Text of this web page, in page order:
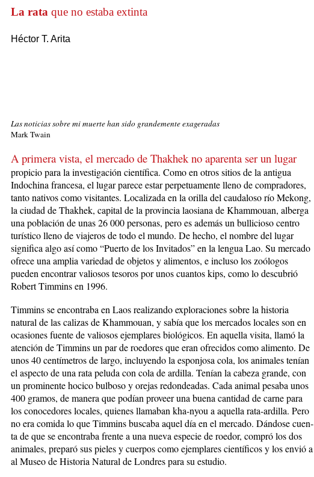
La rata que no estaba extinta
Héctor T. Arita
Las noticias sobre mi muerte han sido grandemente exageradas
Mark Twain
A primera vista, el mercado de Thakhek no aparenta ser un lu­gar
propiciopara la investi­ga­ción científica. Como en otros sitios de la antigua
Indochina francesa, el lugar parece estar perpetuamente lleno de com­pradores,
tanto nativos co­mo visitantes. Localizada en la orilla del caudaloso río Mekong,
la ciudad de Thakhek, capital de la provincia laosiana de Kham­mouan, alberga
una población de unas 26 000 per­so­nas, pero es además un ­bullicioso centro
turístico lleno de viajeros de todo el mundo. De hecho, el nombre del lugar
significa algo así como “Puerto de los Invitados” en la lengua Lao. Su mercado
ofrece una amplia variedad de objetos y alimentos, e incluso los zoólogos
pueden encontrar va­liosos tesoros por unos cuantos kips, como lo descubrió
Robert Timmins en 1996.
Timmins se encontraba en Laos realizando exploracio­nes sobre la historia
natural de las calizas de Khammouan, y sabía que los mercados locales son en
ocasiones fuente de va­lio­sos ejemplares biológicos. En aquella visita, llamó la
aten­ción de Timmins un par de roe­do­res que eran ofrecidos como alimento. De
unos 40 cen­tí­me­tros de largo, inclu­yendo la esponjosa cola, los animales tenían
el aspecto de una rata peluda con cola de ardilla. Tenían la cabeza grande, con
un prominente hocico bulboso y orejas redondeadas. Cada animal pesaba unos
400 gramos, de manera que podían proveer una buena cantidad de carne para
los conocedores locales, quienes llamaban kha-nyou a aquella rata-ardilla. ­Pero
no era comida lo que ­Timmins buscaba aquel día en el mercado. Dándose cuen­­
ta de que se encontraba frente a una nueva especie de roe­dor, compró los dos
animales, preparó sus pieles y cuerpos como ejemplares científicos y los envió a
al Museo de Historia Natural de Londres para su estudio.